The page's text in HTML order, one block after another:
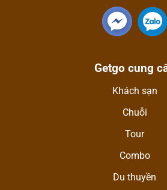
Getgo cung
Khách sạn
Chuỗi
Tour
Combo
Du thuyền